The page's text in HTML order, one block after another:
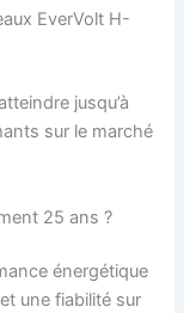
EverVolt H-
jusqu’à
sur le marché
25 ans ?
énergétique
une fiabilité sur